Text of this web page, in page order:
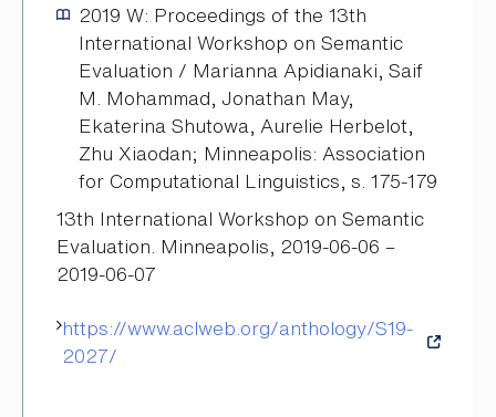
2019 W: Proceedings of the 13th
International Workshop on Semantic
Evaluation / Marianna Apidianaki, Saif
M. Mohammad, Jonathan May,
Ekaterina Shutowa, Aurelie Herbelot,
Zhu Xiaodan; Minneapolis: Association
for Computational Linguistics, s. 175-179
13th International Workshop on Semantic
Evaluation. Minneapolis, 2019-06-06 –
2019-06-07
https://www.aclweb.org/anthology/S19-
2027/